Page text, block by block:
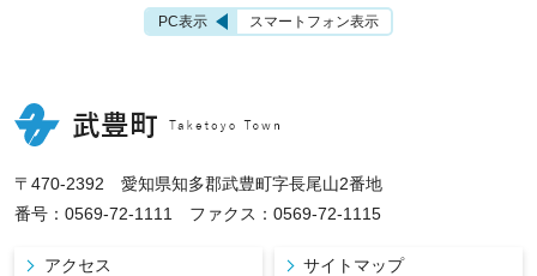
PC表示 スマートフォン表示
〒470-2392 愛知県知多郡武豊町字長尾山2番地
番号：0569-72-1111 ファクス：0569-72-1115
アクセス サイトマップ